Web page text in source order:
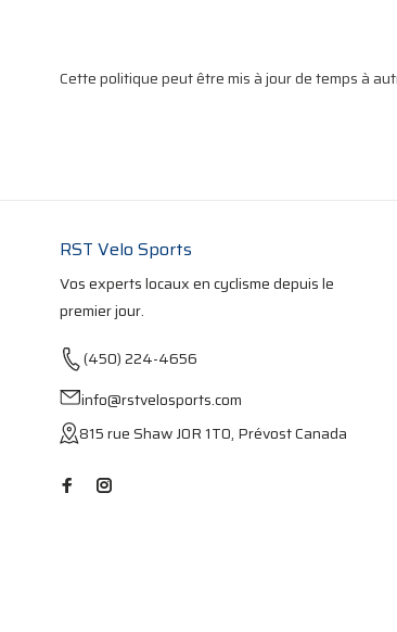
Cette politique peut être mis à jour de temps à
RST Velo Sports
Vos experts locaux en cyclisme depuis le
premier jour.
(450) 224-4656
info@rstvelosports.com
815 rue Shaw J0R 1T0, Prévost Canada